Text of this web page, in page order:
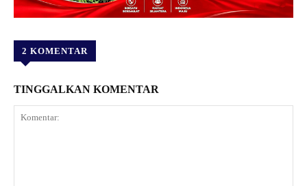
2 KOMENTAR
TINGGALKAN KOMENTAR